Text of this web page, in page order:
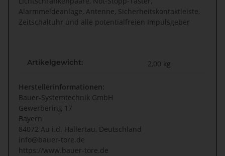
Alarmmeldeanlage, Antenne, Sicherheitskontaktleiste,
Zeitschaltuhr und alle potentialfreien Impulsgeber
Artikelgewicht: 2,00 kg
Herstellerinformationen:
Bauer-Systemtechnik GmbH
Gewerbering 17
Bayern
84072 Au i.d. Hallertau, Deutschland
info@bauer-tore.de
https://www.bauer-tore.de